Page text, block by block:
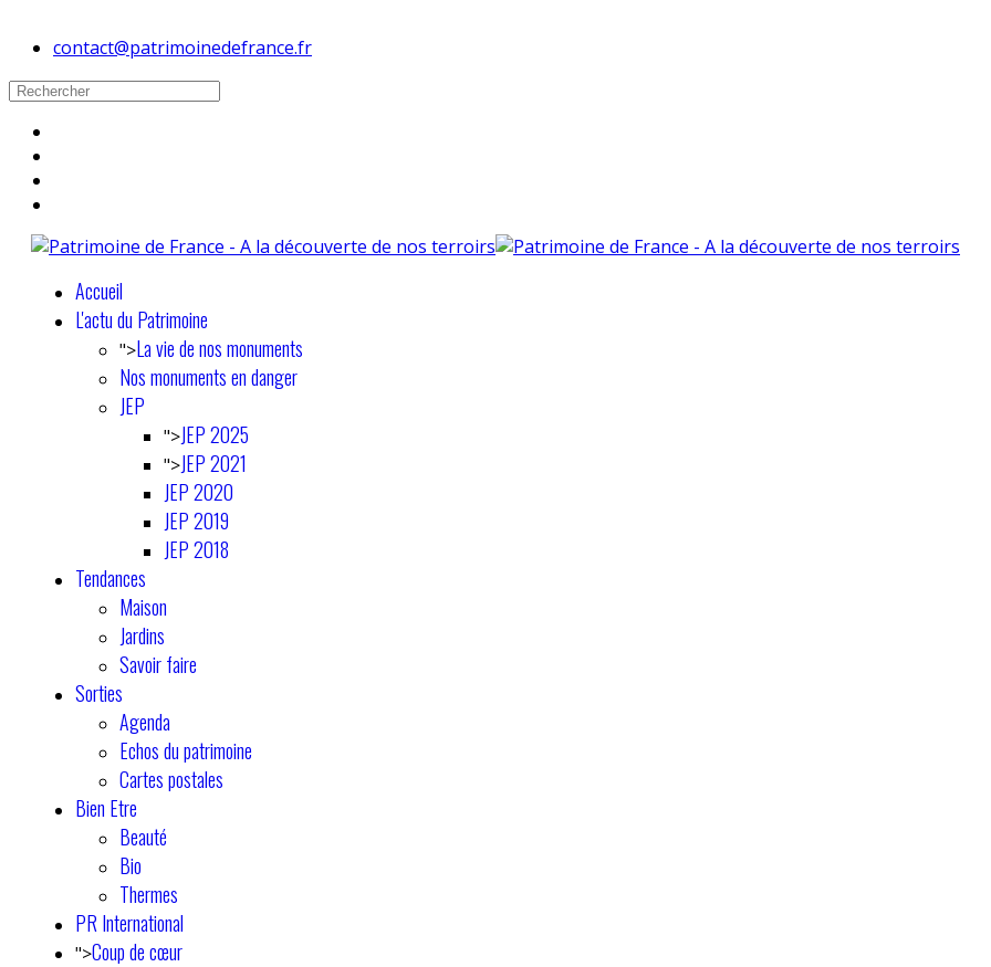
contact@patrimoinedefrance.fr
Accueil
L'actu du Patrimoine
">La vie de nos monuments
Nos monuments en danger
JEP
">JEP 2025
">JEP 2021
JEP 2020
JEP 2019
JEP 2018
Tendances
Maison
Jardins
Savoir faire
Sorties
Agenda
Echos du patrimoine
Cartes postales
Bien Etre
Beauté
Bio
Thermes
PR International
">Coup de cœur